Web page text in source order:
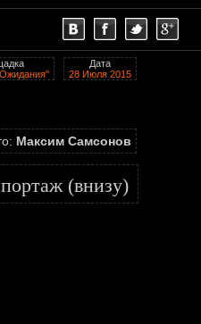
Дата
28 Июля 2015
Максим Самсонов
(внизу)